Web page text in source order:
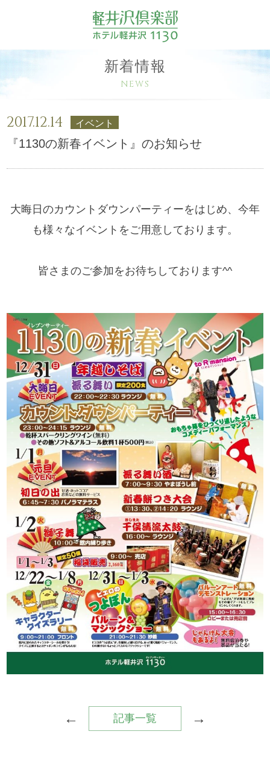
新着情報
NEWS
2017.12.14 イベント
『1130の新春イベント』のお知らせ
大晦日のカウントダウンパーティーをはじめ、今年
も様々なイベントをご用意しております。
皆さまのご参加をお待ちしております^^
← 記事一覧 →